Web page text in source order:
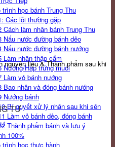
trình học bánh Trung Thu
Các lỗi thường gặp
Cách làm nhân bánh Trung Thu
Nấu nước đường bánh dẻo
Nấu nước đường bánh nướng
Làm nhân thập cẩm
Nướng/Hấp trứng muối
Làm vỏ bánh nướng
Bao nhân và đóng bánh nướng
Nướng bánh
Bí quyết xử lý nhân sau khi sên
Làm vỏ bánh dẻo, đóng bánh
Thành phẩm bánh và lưu ý
100%
trình học thực hành
nguyên liệu & Thành phẩm sau khi
TƯ